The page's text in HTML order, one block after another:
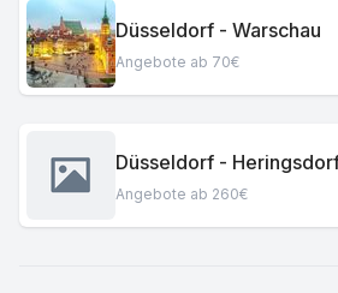
Düsseldorf - Warschau
Angebote ab 70€
Düsseldorf -
Angebote ab 260€